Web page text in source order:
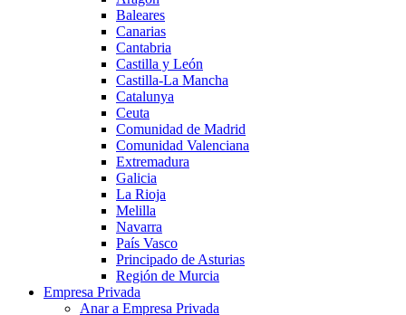
Baleares
Canarias
Cantabria
Castilla y León
Castilla-La Mancha
Catalunya
Ceuta
Comunidad de Madrid
Comunidad Valenciana
Extremadura
Galicia
La Rioja
Melilla
Navarra
País Vasco
Principado de Asturias
Región de Murcia
Empresa Privada
Anar a Empresa Privada